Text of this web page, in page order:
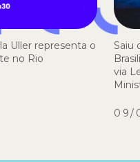
Uller representa o
no Rio
Saiu
via
09/